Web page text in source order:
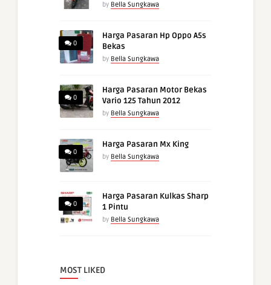
by Bella Sungkawa
0
Harga Pasaran Hp Oppo A5s
Bekas
by Bella Sungkawa
0
Harga Pasaran Motor Bekas
Vario 125 Tahun 2012
by Bella Sungkawa
0
Harga Pasaran Mx King
by Bella Sungkawa
0
Harga Pasaran Kulkas Sharp
1 Pintu
by Bella Sungkawa
MOST LIKED